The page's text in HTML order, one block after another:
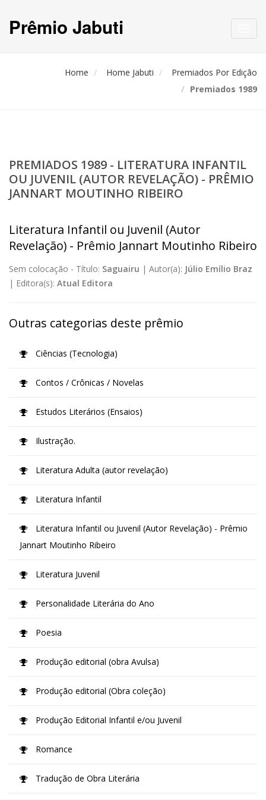
Prêmio Jabuti
Home Home Jabuti
Premiados Por Edição
Premiados 1989
PREMIADOS 1989 - LITERATURA INFANTIL
OU JUVENIL (AUTOR REVELAÇÃO) - PRÊMIO
JANNART MOUTINHO RIBEIRO
Literatura Infantil ou Juvenil (Autor
Revelação) - Prêmio Jannart Moutinho Ribeiro
Sem colocação - Título: Saguairu | Autor(a): Júlio Emílio Braz
| Editora(s): Atual Editora
Outras categorias deste prêmio
Ciências (Tecnologia)
Contos / Crônicas / Novelas
Estudos Literários (Ensaios)
Ilustração.
Literatura Adulta (autor revelação)
Literatura Infantil
Literatura Infantil ou Juvenil (Autor Revelação) - Prêmio
Jannart Moutinho Ribeiro
Literatura Juvenil
Personalidade Literária do Ano
Poesia
Produção editorial (obra Avulsa)
Produção editorial (Obra coleção)
Produção Editorial Infantil e/ou Juvenil
Romance
Tradução de Obra Literária